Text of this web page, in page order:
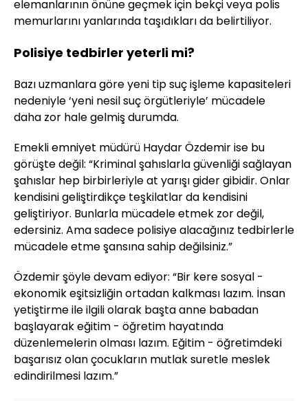
elemanlarının önüne geçmek için bekçi veya polis
memurlarını yanlarında taşıdıkları da belirtiliyor.
Polisiye tedbirler yeterli mi?
Bazı uzmanlara göre yeni tip suç işleme kapasiteleri
nedeniyle ‘yeni nesil suç örgütleriyle’ mücadele
daha zor hale gelmiş durumda.
Emekli emniyet müdürü Haydar Özdemir ise bu
görüşte değil: “Kriminal şahıslarla güvenliği sağlayan
şahıslar hep birbirleriyle at yarışı gider gibidir. Onlar
kendisini geliştirdikçe teşkilatlar da kendisini
geliştiriyor. Bunlarla mücadele etmek zor değil,
edersiniz. Ama sadece polisiye alacağınız tedbirlerle
mücadele etme şansına sahip değilsiniz.”
Özdemir şöyle devam ediyor: “Bir kere sosyal -
ekonomik eşitsizliğin ortadan kalkması lazım. İnsan
yetiştirme ile ilgili olarak başta anne babadan
başlayarak eğitim - öğretim hayatında
düzenlemelerin olması lazım. Eğitim - öğretimdeki
başarısız olan çocukların mutlak suretle meslek
edindirilmesi lazım.”